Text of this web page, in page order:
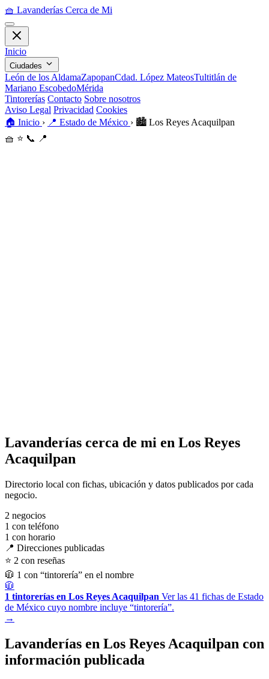
🧺 Lavanderías Cerca de Mi
Inicio
Ciudades
León de los AldamaZapopanCdad. López MateosTultitlán de
Mariano EscobedoMérida
Tintorerías Contacto Sobre nosotros
Aviso Legal Privacidad Cookies
🏠 Inicio › 📍 Estado de México › 🏙️ Los Reyes Acaquilpan
🧺 ⭐ 📞 📍
Lavanderías cerca de mi en Los Reyes
Acaquilpan
Directorio local con fichas, ubicación y datos publicados por cada
negocio.
2 negocios
1 con teléfono
1 con horario
📍 Direcciones publicadas
⭐ 2 con reseñas
🧥 1 con “tintorería” en el nombre
🧥
1 tintorerías en Los Reyes Acaquilpan Ver las 41 fichas de Estado
de México cuyo nombre incluye “tintorería”.
→
Lavanderías en Los Reyes Acaquilpan con
información publicada